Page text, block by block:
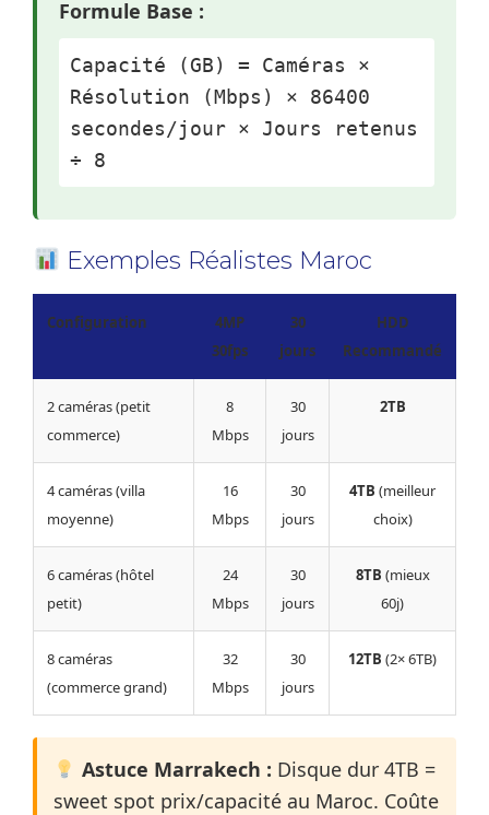
Formule Base :
Capacité (GB) = Caméras ×
Résolution (Mbps) × 86400
secondes/jour × Jours retenus
÷ 8
Exemples Réalistes Maroc
Configuration
4MP
30fps
30
jours
HDD
Recommandé
2 caméras (petit
commerce)
8
Mbps
30
jours
2TB
4 caméras (villa
moyenne)
16
Mbps
30
jours
4TB (meilleur
choix)
6 caméras (hôtel
petit)
24
Mbps
30
jours
8TB (mieux
60j)
8 caméras
(commerce grand)
32
Mbps
30
jours
12TB (2× 6TB)
Astuce Marrakech : Disque dur 4TB =
sweet spot prix/capacité au Maroc. Coûte